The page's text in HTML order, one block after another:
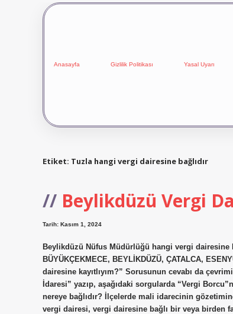
Anasayfa Gizlilik Politikası Yasal Uyarı
Etiket: Tuzla hangi vergi dairesine bağlıdır
Beylikdüzü Vergi
Tarih: Kasım 1, 2024
Beylikdüzü Nüfus Müdürlüğü hangi vergi dairesine
BÜYÜKÇEKMECE, BEYLİKDÜZÜ, ÇATALCA,
dairesine kayıtlıyım?” Sorusunun cevabı da
İdaresi” yazıp, aşağıdaki sorgularda “Vergi
nereye bağlıdır? İlçelerde mali idarecinin
vergi dairesi, vergi dairesine bağlı bir veya